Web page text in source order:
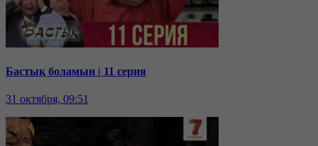
Бастық боламын | 11 серия
31 октября, 09:51